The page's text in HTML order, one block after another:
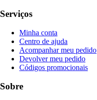
Serviços
Minha conta
Centro de ajuda
Acompanhar meu pedido
Devolver meu pedido
Códigos promocionais
Sobre